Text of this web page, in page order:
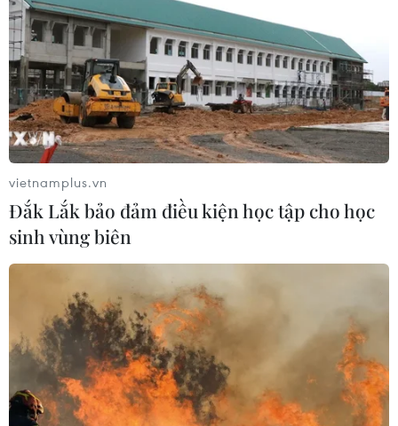
vietnamplus.vn
Đắk Lắk bảo đảm điều kiện học tập cho học
sinh vùng biên